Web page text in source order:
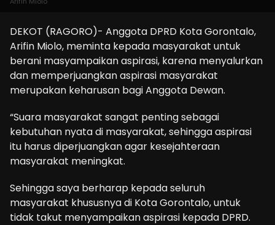
DEKOT (RAGORO)- Anggota DPRD Kota Gorontalo,
Arifin Miolo, meminta kepada masyarakat untuk
berani masyampaikan aspirasi, karena menyalurkan
dan memperjuangkan aspirasi masyarakat
merupakan keharusan bagi Anggota Dewan.
“Suara masyarakat sangat penting sebagai
kebutuhan nyata di masyarakat, sehingga aspirasi
itu harus diperjuangkan agar kesejahteraan
masyarakat meningkat.
Sehingga saya berharap kepada seluruh
masyarakat khususnya di Kota Gorontalo, untuk
tidak takut menyampaikan aspirasi kepada DPRD.